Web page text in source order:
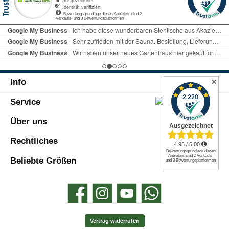
für Ihre Gartenstrukturen zu schaffen. Ihr
elegantes Design fügt sich harmonisch in
jede Gartenlandschaft ein und sorgt für
eine stilvolle Optik.Rasenkantensteine: 14
x Rasenbord grau 5x25x100 cmMaße: 5 x
25 x 100 cmIn ausreichender Menge
Rasenkantensteine eine präzise
Spedition frei Bordsteinkante geliefert. So
erhalten Sie Ihre Bestellung bequem nach
Hause geliefert. Muss mit 40t LKW
befahrbar sein.Wichtiger Hinweis:Bitte
Materialien wie Beton oder Kies/Sand
beinhaltet. Es handelt sich um ein
Fundaments für Flächen bis zu 10 qm.
Eine Gutschrift nicht benötigter Materialien
Info
Service
Über uns
Rechtliches
Beliebte Größen
Facebook Instagram YouTube WhatsApp
Vertrag widerrufen
✕